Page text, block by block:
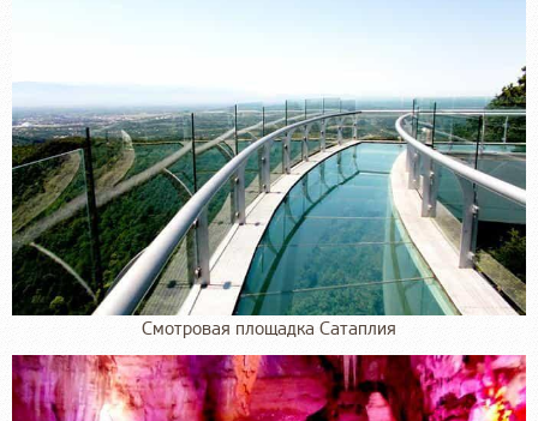
Смотровая площадка Сатаплия